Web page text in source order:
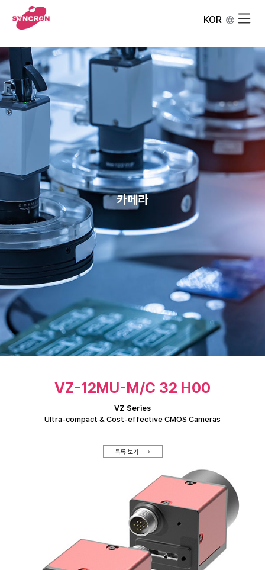
KOR
카메라
VZ-12MU-M/C 32 H00
VZ Series
Ultra-compact & Cost-effective CMOS Cameras
목록 보기